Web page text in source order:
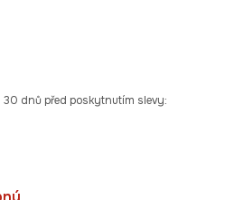
dnů před poskytnutím slevy: